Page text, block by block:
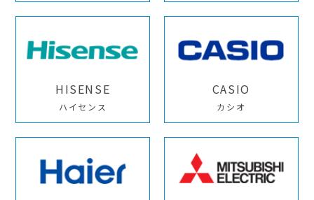
HISENSE
ハイセンス
CASIO
カシオ